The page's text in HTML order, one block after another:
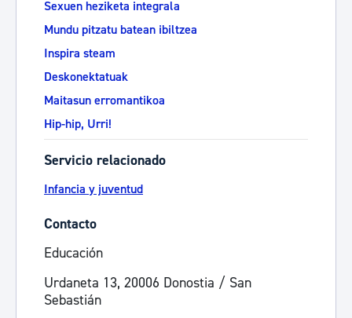
Sexuen heziketa integrala
Mundu pitzatu batean ibiltzea
Inspira steam
Deskonektatuak
Maitasun erromantikoa
Hip-hip, Urri!
Servicio relacionado
Infancia y juventud
Contacto
Educación
Urdaneta 13, 20006 Donostia / San
Sebastián